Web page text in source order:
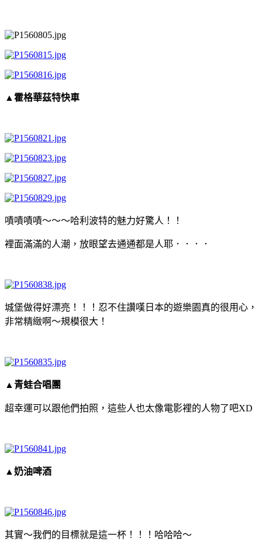
▲霍格華茲特快車
嘖嘖嘖嘖～～～哈利波特的魅力好驚人！！
裡面滿滿的人潮，放眼望去通通都是人耶．．．．
城堡做得好漂亮！！！忍不住讚嘆日本的遊樂園真的很用心，
非常精緻啊～規模很大！
▲青蛙合唱團
超幸運可以跟他們拍照，這些人也太像電影裡的人物了吧XD
▲奶油啤酒
其實～我們的目標就是這一杯！！！哈哈哈～